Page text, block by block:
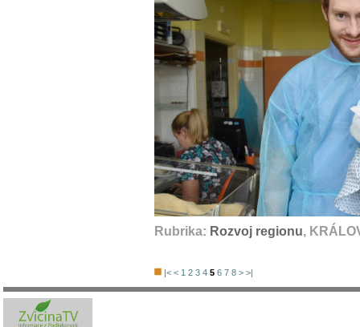
Rubrika: Rozvoj regionu,
|< < 1 2 3 4 5 6 7 8 > >|